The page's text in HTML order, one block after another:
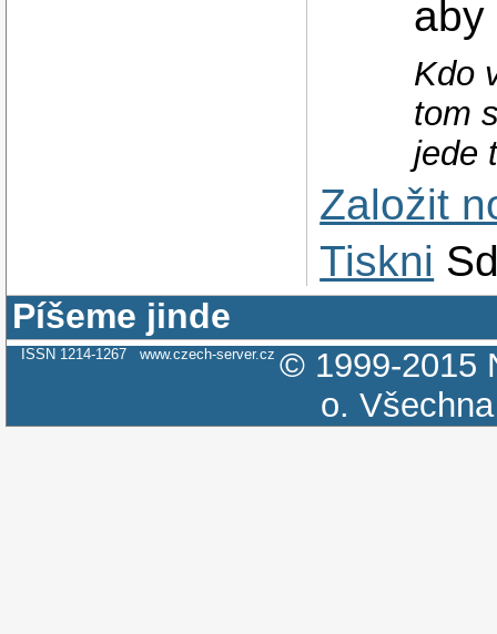
aby
Kdo
tom
jede
Založit
Tiskni
Píšeme jinde
ISSN 1214-1267 www.czech-server.cz © 1999-2015
o.